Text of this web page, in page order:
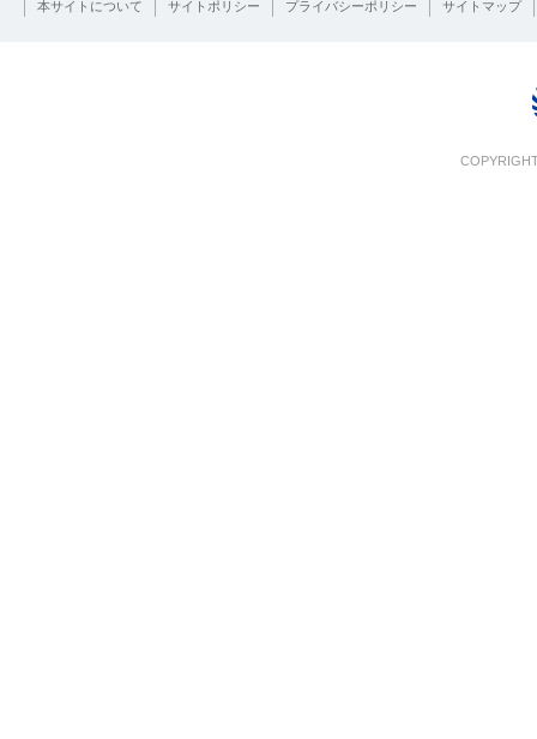
本サイトについて サイトポリシー プライバシーポリシー サイトマップ